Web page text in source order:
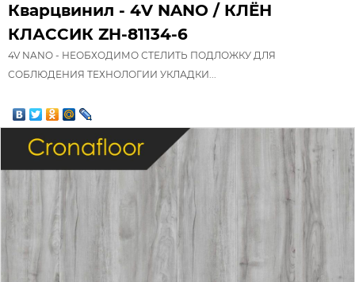
Кварцвинил - 4V NANO / КЛЁН
КЛАССИК ZH-81134-6
4V NANO - НЕОБХОДИМО СТЕЛИТЬ ПОДЛОЖКУ ДЛЯ
СОБЛЮДЕНИЯ ТЕХНОЛОГИИ УКЛАДКИ...